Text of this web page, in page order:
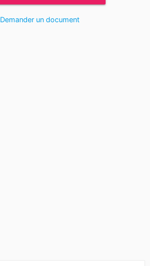
Demander un document